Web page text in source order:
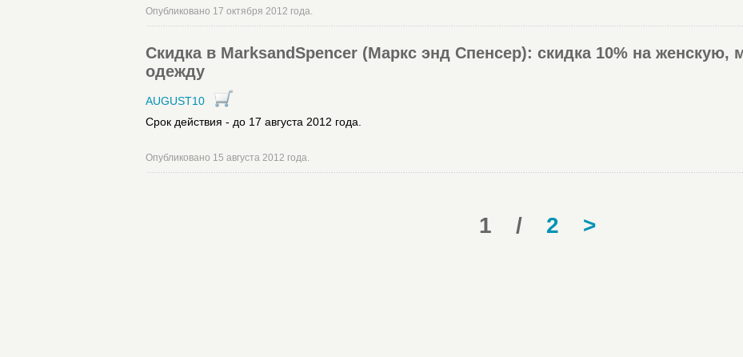
Опубликовано 17 октября 2012 года.
Скидка в MarksandSpencer (Маркс энд Спенсер): скидка 10% на женскую,
одежду
AUGUST10
Срок действия - до 17 августа 2012 года.
Опубликовано 15 августа 2012 года.
1 / 2 >